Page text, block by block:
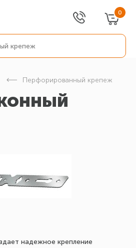
0
Перфорированный крепеж
надежное крепление